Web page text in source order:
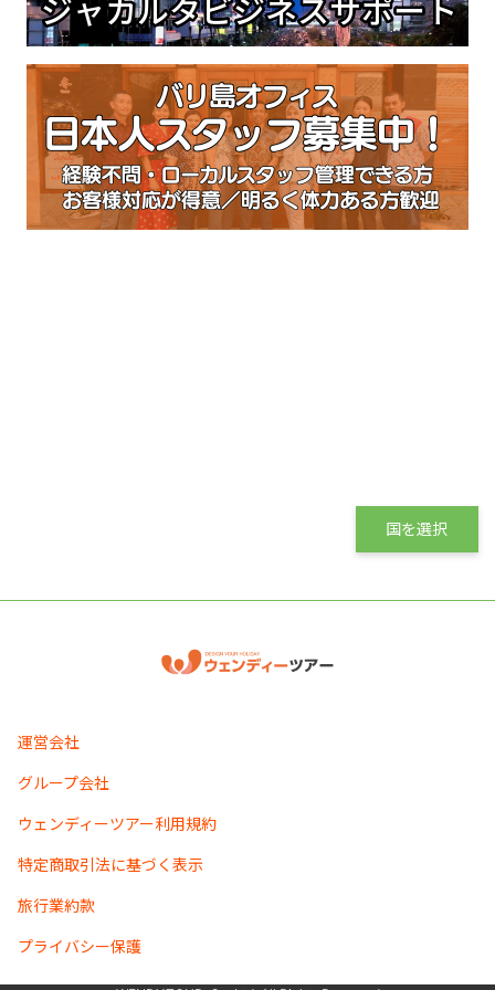
国を選択
運営会社
グループ会社
ウェンディーツアー利用規約
特定商取引法に基づく表示
旅行業約款
プライバシー保護